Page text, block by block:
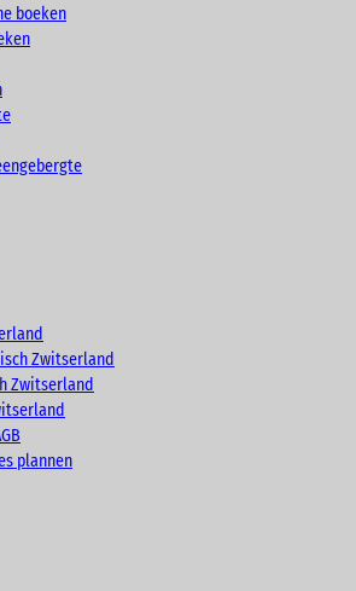
boeken
Zwitserland
Zwitserland
plannen